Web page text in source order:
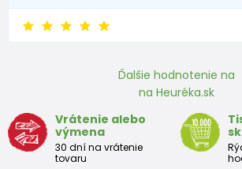
Ďalšie hodnotenie na
na Heuréka.sk
Vrátenie alebo
výmena
30 dní na vrátenie
tovaru